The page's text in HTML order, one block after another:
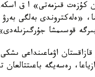
كۇزەت قىزمەتى» ا ق
«ەلەكتروندى بەلگى
قوسىمشا
قازاقستان اۋماعىنداعى
رەسەيگە